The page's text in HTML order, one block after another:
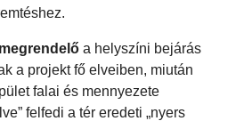
megrendelő a helyszíni bejárás
a projekt fő elveiben, miután
falai és mennyezete
felfedi a tér eredeti „nyers